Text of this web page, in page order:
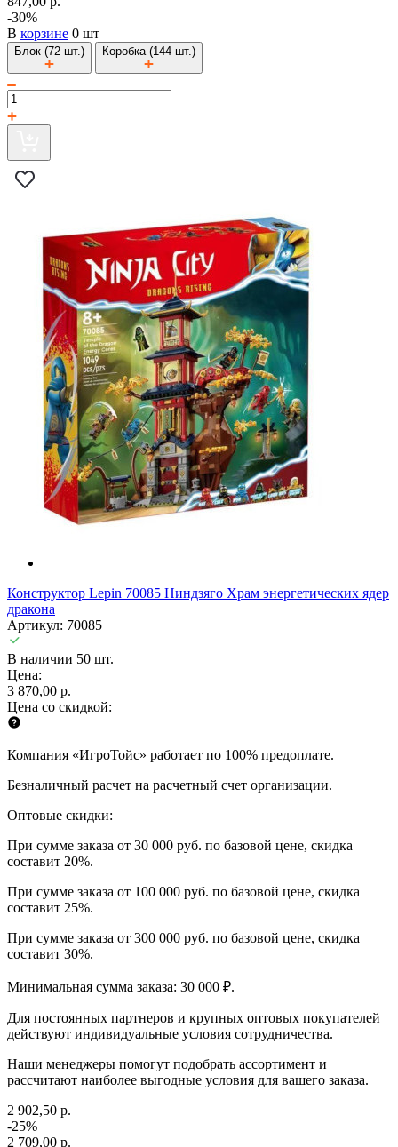
-30%
В корзине 0 шт
Блок (72 шт.) Коробка (144 шт.)
Конструктор Lepin 70085 Ниндзяго Храм энергетических ядер
дракона
Артикул: 70085
В наличии 50 шт.
Цена:
3 870,00 р.
Цена со скидкой:
Компания «ИгроТойс» работает по 100% предоплате.
Безналичный расчет на расчетный счет организации.
Оптовые скидки:
При сумме заказа от 30 000 руб. по базовой цене, скидка
составит 20%.
При сумме заказа от 100 000 руб. по базовой цене, скидка
составит 25%.
При сумме заказа от 300 000 руб. по базовой цене, скидка
составит 30%.
Минимальная сумма заказа: 30 000 ₽.
Для постоянных партнеров и крупных оптовых покупателей
действуют индивидуальные условия сотрудничества.
Наши менеджеры помогут подобрать ассортимент и
рассчитают наиболее выгодные условия для вашего заказа.
2 902,50 р.
-25%
2 709,00 р.